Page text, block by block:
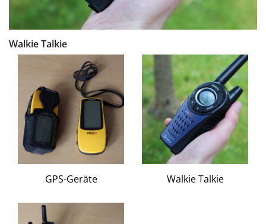
Walkie Talkie
GPS-Geräte Walkie Talkie